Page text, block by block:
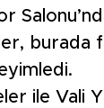
burada
ile Vali